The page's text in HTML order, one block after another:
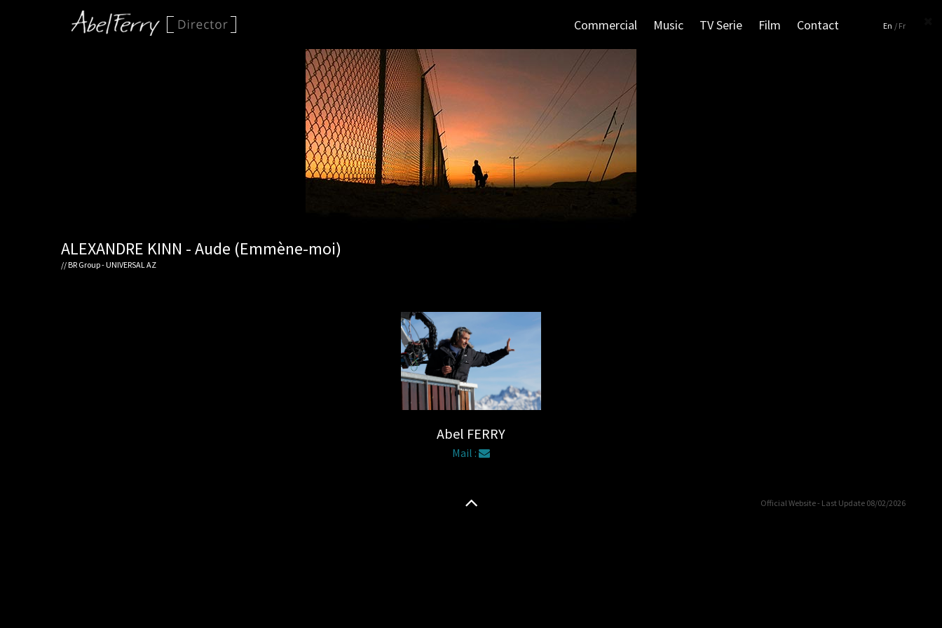
Commercial Music TV Serie Film Contact En / Fr
ALEXANDRE KINN - Aude (Emmène-moi)
// BR Group - UNIVERSAL AZ
Abel FERRY
Mail :
Official Website - Last Update 08/02/2026